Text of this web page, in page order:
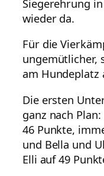
Siegerehrung
wieder da.
Für die
ungemütlicher,
am Hundeplatz
Die ersten
ganz nach
46 Punkte,
und Bella und
Elli auf 49